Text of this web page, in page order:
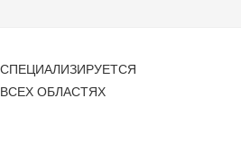
СПЕЦИАЛИЗИРУЕТСЯ
ОБЛАСТЯХ